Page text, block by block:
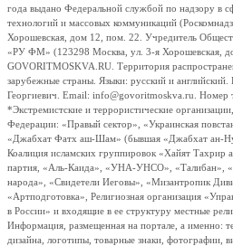
года выдано Федеральной службой по надзору в
технологий и массовых коммуникаций
Хорошевская, дом 12, пом. 22. Учредитель
«РУ ФМ» (123298 Москва, ул. 3-я Хорошевская,
GOVORITMOSKVA.RU. Территория
зарубежные страны. Языки: русский и английский.
Георгиевич. Email: info@govoritmoskva.ru. Номер
*Экстремистские и террористические
Федерации: «Правый сектор», «Украинская
«Джабхат Фатх аш-Шам» (бывшая «Джабхат ан-
Коалиция исламских группировок «Хайят
партия, «Аль-Каида», «УНА-УНСО», «Талибан»,
народа», «Свидетели Иеговы», «Мизантропик
«Артподготовка», Религиозная организация
в России» и входящие в ее структуру местные
Информация, размещенная на портале, а именно:
дизайна, логотипы, товарные знаки, фотографии,